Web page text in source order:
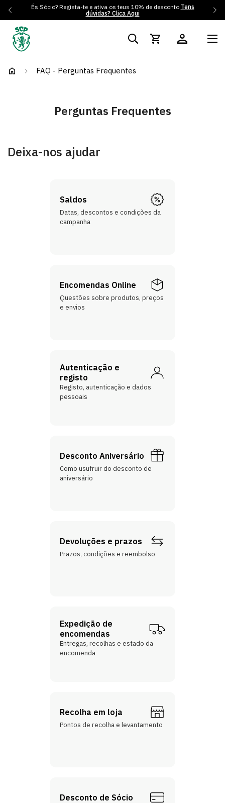
És Sócio? Regista-te e ativa os teus 10% de desconto Tens
dúvidas? Clica Aqui
FAQ - Perguntas Frequentes
Perguntas Frequentes
Deixa-nos ajudar
Saldos
Datas, descontos e condições da
campanha
Encomendas Online
Questões sobre produtos, preços
e envios
Autenticação e
registo
Registo, autenticação e dados
pessoais
Desconto Aniversário
Como usufruir do desconto de
aniversário
Devoluções e prazos
Prazos, condições e reembolso
Expedição de
encomendas
Entregas, recolhas e estado da
encomenda
Recolha em loja
Pontos de recolha e levantamento
Desconto de Sócio